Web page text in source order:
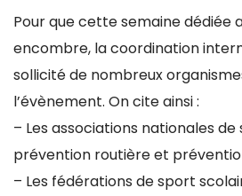
Pour que cette semaine dédiée
encombre, la coordination
sollicité de nombreux
l’évènement. On cite ainsi :
– Les associations nationales
prévention routière et
– Les fédérations de sport